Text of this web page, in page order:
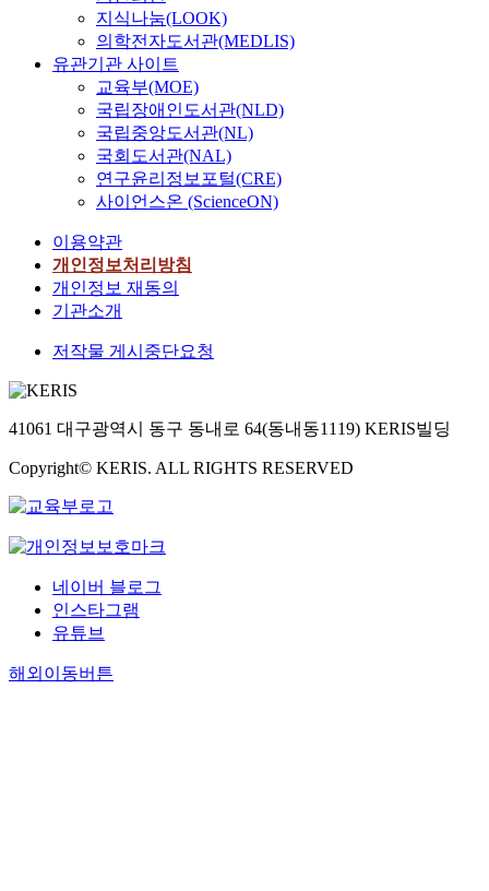
지식나눔(LOOK)
의학전자도서관(MEDLIS)
유관기관 사이트
교육부(MOE)
국립장애인도서관(NLD)
국립중앙도서관(NL)
국회도서관(NAL)
연구윤리정보포털(CRE)
사이언스온 (ScienceON)
이용약관
개인정보처리방침
개인정보 재동의
기관소개
저작물 게시중단요청
41061 대구광역시 동구 동내로 64(동내동1119) KERIS빌딩
Copyright© KERIS. ALL RIGHTS RESERVED
네이버 블로그
인스타그램
유튜브
해외이동버튼